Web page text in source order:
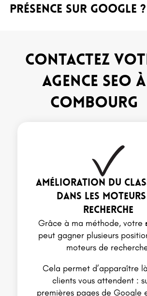
présence sur Google ?
Contactez
agence SEO à
combourg
Amélioration du
dans les moteurs
recherche
Grâce à ma méthode, votre
peut gagner plusieurs
moteurs de
Cela permet d’apparaître
clients vous attendent :
premières pages de Google